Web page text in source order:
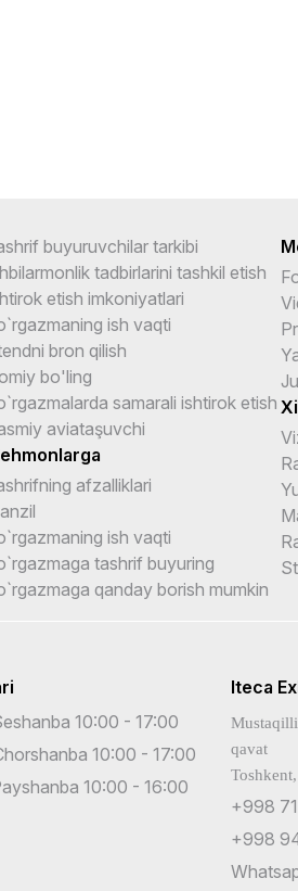
buyuruvchilar tarkibi
tadbirlarini tashkil etish
etish imkoniyatlari
ish vaqti
bron qilish
bo'ling
samarali ishtirok etish
aviataşuvchi
afzalliklari
ish vaqti
tashrif buyuring
qanday borish mumkin
10:00 - 17:00
10:00 - 17:00
10:00 - 16:00
Iteca
qavat
+998
+998